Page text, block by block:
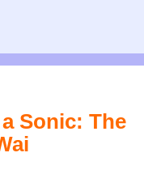
Sonic: The